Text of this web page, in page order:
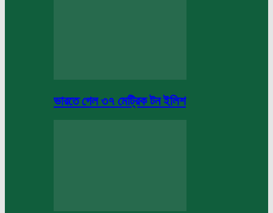
ভারতে গেল ৩৭ মেট্রিক টন ইলিশ